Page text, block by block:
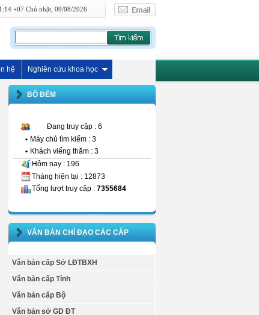
+07 Chủ nhật, 09/08/2026
hệ Nghiên cứu khoa học
BỘ ĐẾM
Đang truy cập : 6
• Máy chủ tìm kiếm : 3
• Khách viếng thăm : 3
Hôm nay : 196
Tháng hiện tại : 12873
Tổng lượt truy cập : 7355684
VĂN BẢN CHỈ ĐẠO CÁC CẤP
Văn bản cấp Sở LĐTBXH
Văn bản cấp Tỉnh
Văn bản cấp Bộ
Văn bản sở GD ĐT